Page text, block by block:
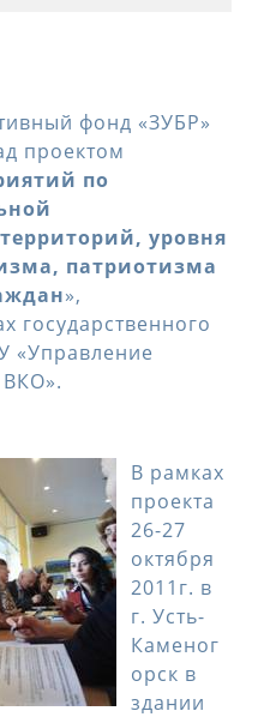
фонд «ЗУБР»
проектом
по
уровня
патриотизма
»,
государственного
«Управление
В рамках
проекта
26-27
октября
2011г. в
г. Усть-
Каменог
орск в
здании